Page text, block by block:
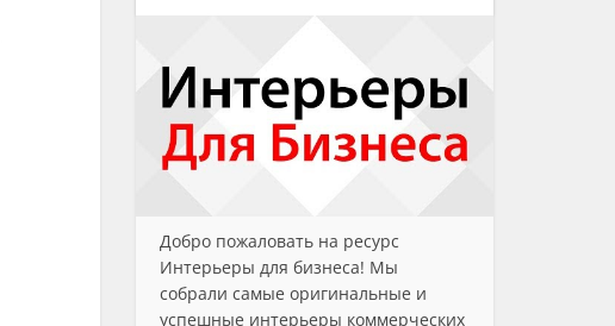
Добро пожаловать на ресурс
Интерьеры для бизнеса! Мы
собрали самые оригинальные и
успешные интерьеры коммерческих